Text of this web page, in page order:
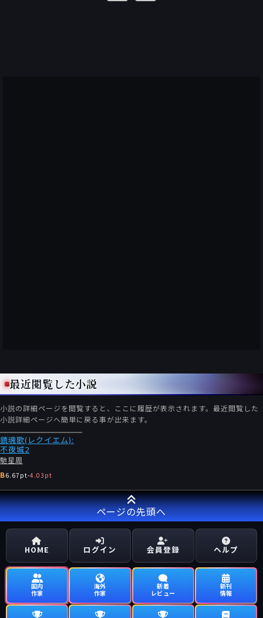
最近閲覧した小説
小説の詳細ページを閲覧すると、ここに履歴が表示されます。最近閲覧した
小説詳細ページへ簡単に戻る事が出来ます。
鎮魂歌(レクイエム):
不夜城2
馳星周
B6.67pt-4.03pt
ページの先頭へ
HOME ログイン 会員登録 ヘルプ
国内
作家
海外
作家
新着
レビュー
新刊
情報